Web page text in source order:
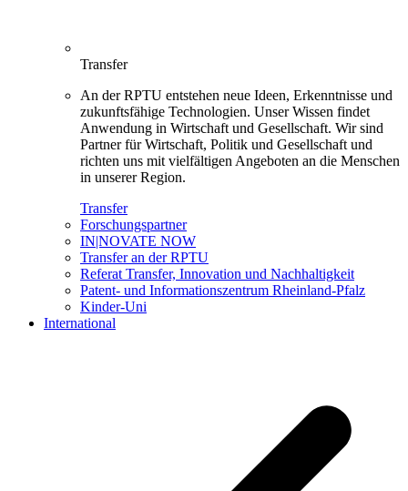
Transfer
An der RPTU entstehen neue Ideen, Erkenntnisse und
zukunftsfähige Technologien. Unser Wissen findet
Anwendung in Wirtschaft und Gesellschaft. Wir sind
Partner für Wirtschaft, Politik und Gesellschaft und
richten uns mit vielfältigen Angeboten an die Menschen
in unserer Region.
Transfer
Forschungspartner
IN|NOVATE NOW
Transfer an der RPTU
Referat Transfer, Innovation und Nachhaltigkeit
Patent- und Informationszentrum Rheinland-Pfalz
Kinder-Uni
International